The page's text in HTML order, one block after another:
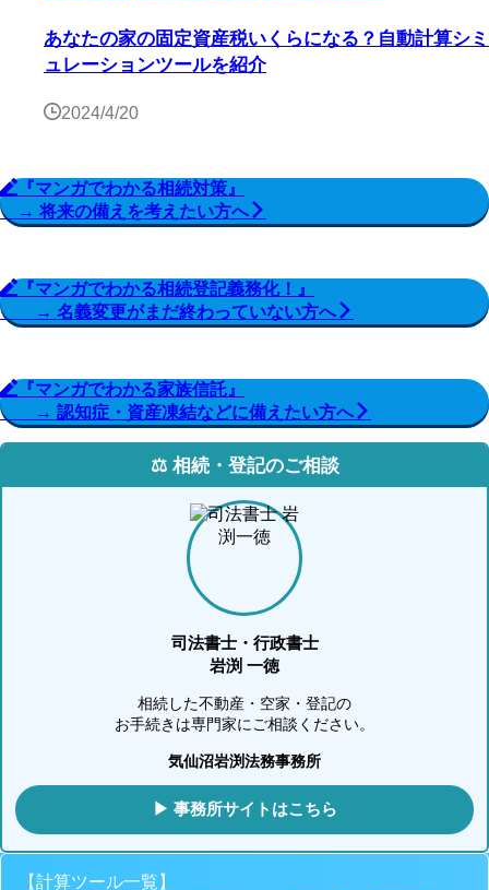
あなたの家の固定資産税いくらになる？自動計算シミ
ュレーションツールを紹介
2024/4/20
『マンガでわかる相続対策』
→ 将来の備えを考えたい方へ
『マンガでわかる相続登記義務化！』
→ 名義変更がまだ終わっていない方へ
『マンガでわかる家族信託』
→ 認知症・資産凍結などに備えたい方へ
⚖️ 相続・登記のご相談
司法書士・行政書士
岩渕 一徳
相続した不動産・空家・登記の
お手続きは専門家にご相談ください。
気仙沼岩渕法務事務所
▶ 事務所サイトはこちら
【計算ツール一覧】